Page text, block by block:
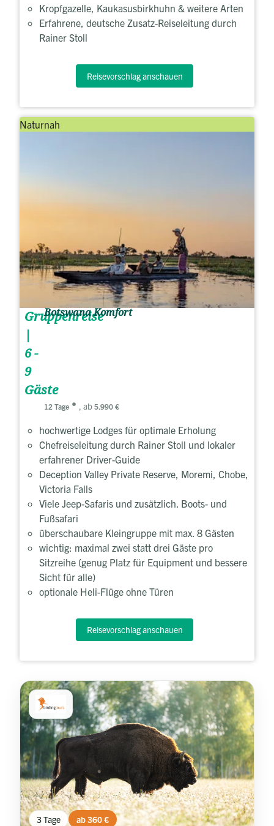
Kropfgazelle, Kaukasusbirkhuhn & weitere Arten
Erfahrene, deutsche Zusatz-Reiseleitung durch
Rainer Stoll
Reisevorschlag anschauen
Naturnah
Gruppenreise
|
6 -
9
Gäste
Botswana Komfort
12 Tage , ab 5.990 €
hochwertige Lodges für optimale Erholung
Chefreiseleitung durch Rainer Stoll und lokaler
erfahrener Driver-Guide
Deception Valley Private Reserve, Moremi, Chobe,
Victoria Falls
Viele Jeep-Safaris und zusätzlich. Boots- und
Fußsafari
überschaubare Kleingruppe mit max. 8 Gästen
wichtig: maximal zwei statt drei Gäste pro
Sitzreihe (genug Platz für Equipment und bessere
Sicht für alle)
optionale Heli-Flüge ohne Türen
Reisevorschlag anschauen
3 Tage ab 360 €